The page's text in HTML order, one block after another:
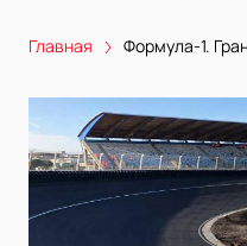
Главная Формула-1.